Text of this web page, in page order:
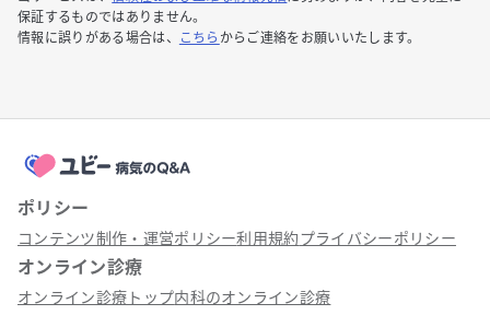
保証するものではありません。
情報に誤りがある場合は、
こちら からご連絡をお願いいたします。
ポリシー
コンテンツ制作・運営ポリシー利用規約プライバシーポリシー
オンライン診療
オンライン診療トップ内科のオンライン診療